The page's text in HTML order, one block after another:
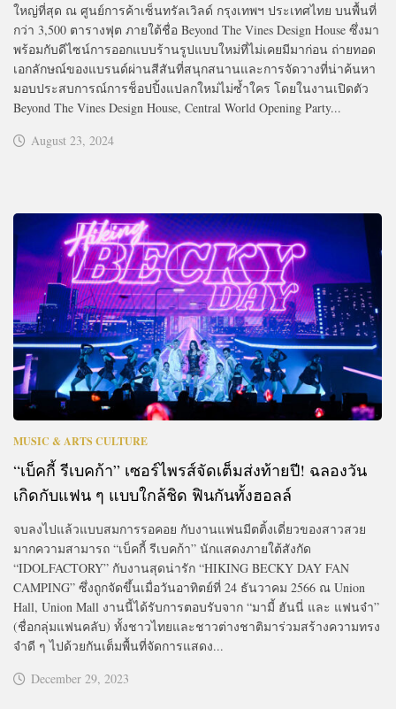
ใหญ่ที่สุด ณ ศูนย์การค้าเซ็นทรัลเวิลด์ กรุงเทพฯ ประเทศไทย บนพื้นที่
กว่า 3,500 ตารางฟุต ภายใต้ชื่อ Beyond The Vines Design House ซึ่งมา
พร้อมกับดีไซน์การออกแบบร้านรูปแบบใหม่ที่ไม่เคยมีมาก่อน ถ่ายทอด
เอกลักษณ์ของแบรนด์ผ่านสีสันที่สนุกสนานและการจัดวางที่น่าค้นหา
มอบประสบการณ์การช็อปปิ้งแปลกใหม่ไม่ซ้ำใคร โดยในงานเปิดตัว
Beyond The Vines Design House, Central World Opening Party...
August 23, 2024
MUSIC & ARTS CULTURE
“เบ็คกี้ รีเบคก้า” เซอร์ไพรส์จัดเต็มส่งท้ายปี! ฉลองวัน
เกิดกับแฟน ๆ แบบใกล้ชิด ฟินกันทั้งฮอลล์
จบลงไปแล้วแบบสมการรอคอย กับงานแฟนมีตติ้งเดี่ยวของสาวสวย
มากความสามารถ “เบ็คกี้ รีเบคก้า” นักแสดงภายใต้สังกัด
“IDOLFACTORY” กับงานสุดน่ารัก “HIKING BECKY DAY FAN
CAMPING” ซึ่งถูกจัดขึ้นเมื่อวันอาทิตย์ที่ 24 ธันวาคม 2566 ณ Union
Hall, Union Mall งานนี้ได้รับการตอบรับจาก “มามี้ ฮันนี่ และ แฟนจ๋า”
(ชื่อกลุ่มแฟนคลับ) ทั้งชาวไทยและชาวต่างชาติมาร่วมสร้างความทรง
จำดี ๆ ไปด้วยกันเต็มพื้นที่จัดการแสดง...
December 29, 2023